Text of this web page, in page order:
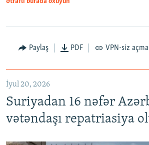
Auto
Paylaş PDF VPN-siz
İyul 20, 2026
Suriyadan 16 nəfər
vətəndaşı repatriasiya